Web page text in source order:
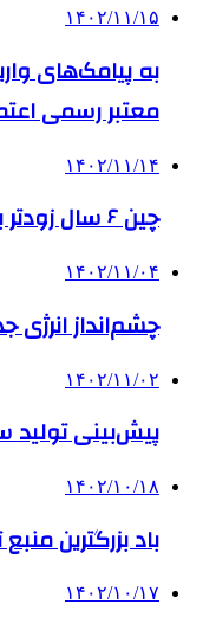
۱۴۰۲/۱۱/۱۵
به پیامک‌های
معتبر رسمی
۱۴۰۲/۱۱/۱۴
چین ۶ سال زودتر به هدف انرژی پاک رسید
۱۴۰۲/۱۱/۰۴
چشم‌انداز
۱۴۰۲/۱۱/۰۲
پیش‌بینی تولید سالانه ۵۰۰
۱۴۰۲/۱۰/۱۸
باد بزرگترین
۱۴۰۲/۱۰/۱۷